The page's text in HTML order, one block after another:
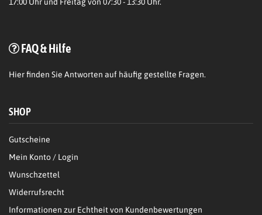
FAQ & Hilfe
Hierfinden Sie Antworten auf häufig gestellte Fragen.
SHOP
Gutscheine
Mein Konto / Login
Wunschzettel
Widerrufsrecht
Informationen zur Echtheit von Kundenbewertungen